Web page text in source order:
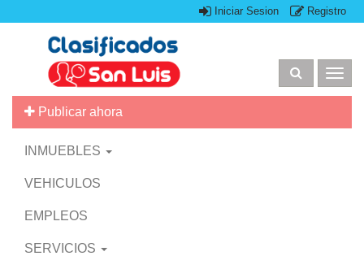
Iniciar Sesion Registro
Publicar ahora
INMUEBLES
VEHICULOS
EMPLEOS
SERVICIOS